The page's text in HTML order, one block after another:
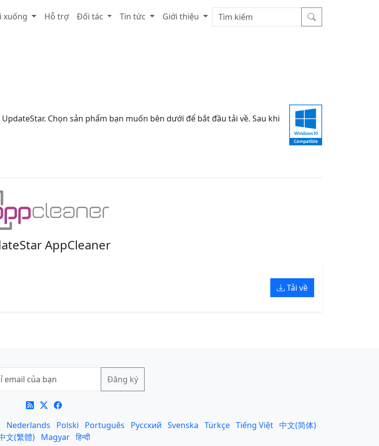
xuống Hỗ trợ Đối tác Tin tức Giới thiệu
Chọn sản phẩm bạn muốn bên dưới để bắt đầu tải về. Sau khi
AppCleaner
Tải về
Nederlands Polski Português Русский Svenska Türkçe Tiếng Việt 中文(简体)
文(繁體)
Magyar हिन्दी